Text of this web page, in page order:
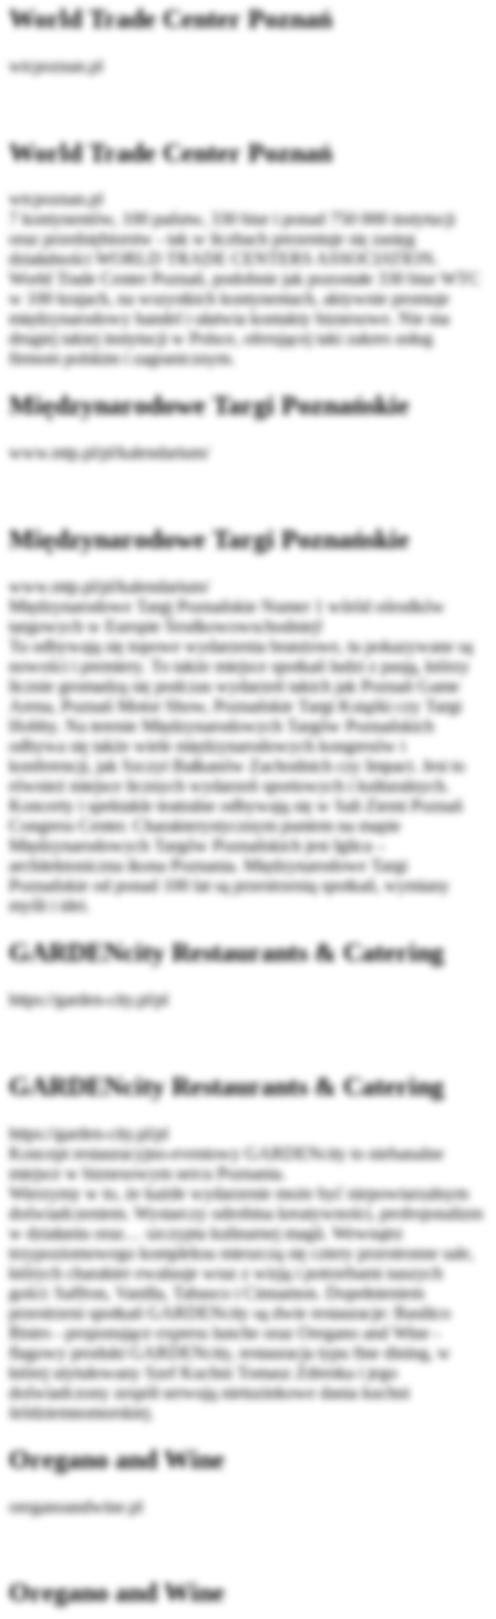
World Trade Center Poznań
wtcpoznan.pl
World Trade Center Poznań
wtcpoznan.pl
7 kontynentów, 100 państw, 330 biur i ponad 750 000 instytucji
oraz przedsiębiorstw - tak w liczbach prezentuje się zasięg
działalności WORLD TRADE CENTERS ASSOCIATION.
World Trade Center Poznań, podobnie jak pozostałe 330 biur WTC
w 100 krajach, na wszystkich kontynentach, aktywnie promuje
międzynarodowy handel i ułatwia kontakty biznesowe. Nie ma
drugiej takiej instytucji w Polsce, oferującej taki zakres usług
firmom polskim i zagranicznym.
Międzynarodowe Targi Poznańskie
www.mtp.pl/pl/kalendarium/
Międzynarodowe Targi Poznańskie
www.mtp.pl/pl/kalendarium/
Międzynarodowe Targi Poznańskie Numer 1 wśród ośrodków
targowych w Europie Środkowowschodniej!
Tu odbywają się topowe wydarzenia branżowe, tu pokazywane są
nowości i premiery. To także miejsce spotkań ludzi z pasją, którzy
licznie gromadzą się podczas wydarzeń takich jak Poznań Game
Arena, Poznań Motor Show, Poznańskie Targi Książki czy Targi
Hobby. Na terenie Międzynarodowych Targów Poznańskich
odbywa się także wiele międzynarodowych kongresów i
konferencji, jak Szczyt Bałkanów Zachodnich czy Impact. Jest to
również miejsce licznych wydarzeń sportowych i kulturalnych.
Koncerty i spektakle teatralne odbywają się w Sali Ziemi Poznań
Congress Center. Charakterystycznym puntem na mapie
Międzynarodowych Targów Poznańskich jest Iglica –
architektoniczna ikona Poznania. Międzynarodowe Targi
Poznańskie od ponad 100 lat są przestrzenią spotkań, wymiany
myśli i idei.
GARDENcity Restaurants & Catering
https://garden-city.pl/pl
GARDENcity Restaurants & Catering
https://garden-city.pl/pl
Koncept restauracyjno-eventowy GARDENcity to niebanalne
miejsce w biznesowym sercu Poznania.
Wierzymy w to, że każde wydarzenie może być niepowtarzalnym
doświadczeniem. Wystarczy odrobina kreatywności, profesjonalizm
w działaniu oraz… szczypta kulinarnej magii. Wewnątrz
trzypoziomowego kompleksu mieszczą się cztery przestronne sale,
których charakter ewaluuje wraz z wizją i potrzebami naszych
gości: Saffron, Vanilla, Tabasco i Cinnamon. Dopełnieniem
przestrzeni spotkań GARDENcity są dwie restauracje: Basilico
Bistro - proponujące express lunche oraz Oregano and Wine -
flagowy produkt GARDENcity, restauracja typu fine dining, w
której utytułowany Szef Kuchni Tomasz Zdrenka i jego
doświadczony zespół serwują nietuzinkowe dania kuchni
śródziemnomorskiej.
Oregano and Wine
oreganoandwine.pl
Oregano and Wine